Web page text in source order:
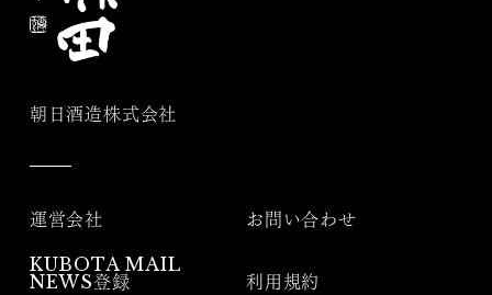
朝日酒造株式会社
運営会社 お問い合わせ
KUBOTA MAIL
NEWS登録
利用規約